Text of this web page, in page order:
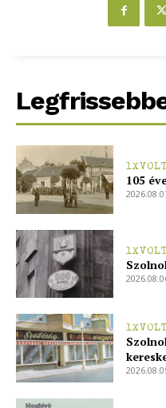
1XVOLT
105
1XVOLT
1XVOLT